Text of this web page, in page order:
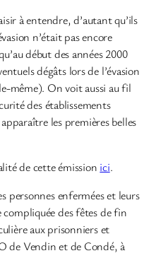
à entendre, d’autant qu’ils
n’était pas encore
début des années 2000
dégâts lors de l’évasion
même). On voit aussi au fil
des établissements
les premières belles
de cette émission ici.
personnes enfermées et leurs
des fêtes de fin
aux prisonniers et
de Vendin et de Condé, à